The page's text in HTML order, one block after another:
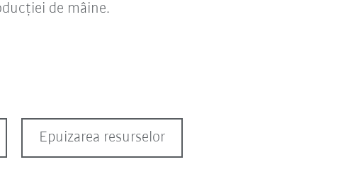
de mâine.
Epuizarea resurselor